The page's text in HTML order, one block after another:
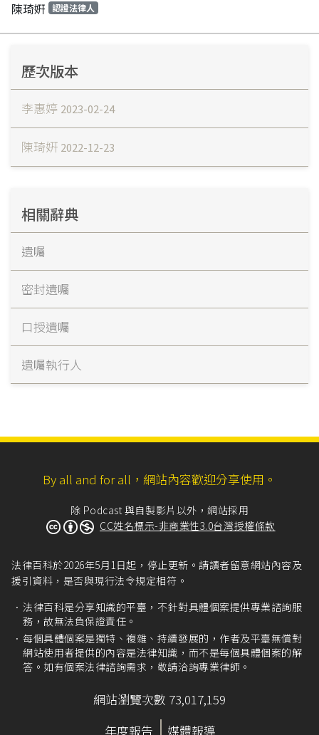
陳琦姸 認證法律人
歷次版本
李惠婷 2023-02-24
陳琦姸 2022-12-23
相關辭典
遺囑
密封遺囑
口授遺囑
遺囑執行人
By all and for all，網站內容歡迎分享使用。
除 Podcast 與自製影片以外，網站採用
CC姓名標示-非商業性3.0台灣授權條款
法律百科於2026年5月1日起，停止更新。請讀者留意網站內容及
援引資料，是否與現行法令規定相符。
法律百科是分享知識的平臺，不針對具體個案提供專業諮詢服
務，故無法負保證責任。
每個具體個案是獨特、複雜、持續發展的，作者及平臺無償對
網站使用者提供的內容是法律知識，而不是每個具體個案的解
答。如有個案法律諮詢需求，敬請洽詢專業律師。
網站瀏覽次數 73,017,159
年度報告
媒體報導